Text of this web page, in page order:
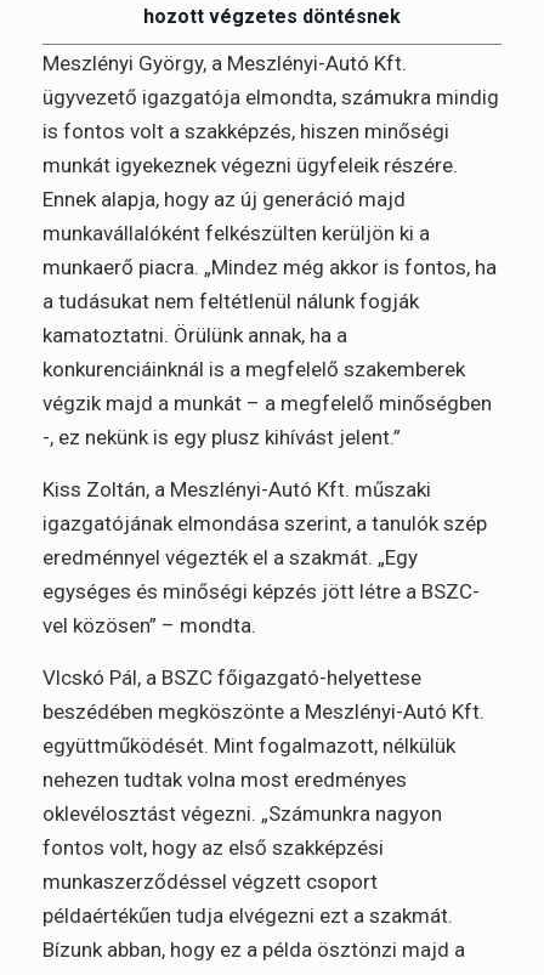
hozott végzetes döntésnek
Meszlényi György, a Meszlényi-Autó Kft.
ügyvezető igazgatója elmondta, számukra mindig
is fontos volt a szakképzés, hiszen minőségi
munkát igyekeznek végezni ügyfeleik részére.
Ennek alapja, hogy az új generáció majd
munkavállalóként felkészülten kerüljön ki a
munkaerő piacra. „Mindez még akkor is fontos, ha
a tudásukat nem feltétlenül nálunk fogják
kamatoztatni. Örülünk annak, ha a
konkurenciáinknál is a megfelelő szakemberek
végzik majd a munkát – a megfelelő minőségben
-, ez nekünk is egy plusz kihívást jelent.”
Kiss Zoltán, a Meszlényi-Autó Kft. műszaki
igazgatójának elmondása szerint, a tanulók szép
eredménnyel végezték el a szakmát. „Egy
egységes és minőségi képzés jött létre a BSZC-
vel közösen” – mondta.
Vlcskó Pál, a BSZC főigazgató-helyettese
beszédében megköszönte a Meszlényi-Autó Kft.
együttműködését. Mint fogalmazott, nélkülük
nehezen tudtak volna most eredményes
oklevélosztást végezni. „Számunkra nagyon
fontos volt, hogy az első szakképzési
munkaszerződéssel végzett csoport
példaértékűen tudja elvégezni ezt a szakmát.
Bízunk abban, hogy ez a példa ösztönzi majd a